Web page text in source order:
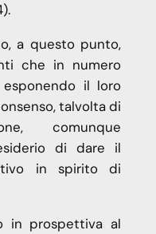
a questo punto,
che in numero
il loro
talvolta di
comunque
di dare il
in spirito di
in prospettiva al